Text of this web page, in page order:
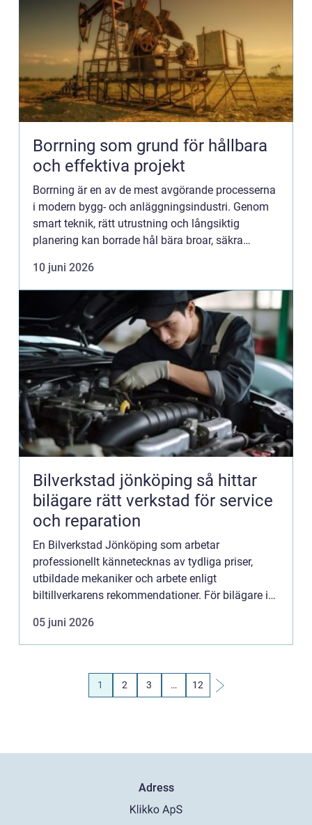
Borrning som grund för hållbara
och effektiva projekt
Borrning är en av de mest avgörande processerna
i modern bygg- och anläggningsindustri. Genom
smart teknik, rätt utrustning och långsiktig
planering kan borrade hål bära broar, säkra
10 juni 2026
Bilverkstad jönköping så hittar
bilägare rätt verkstad för service
och reparation
En Bilverkstad Jönköping som arbetar
professionellt kännetecknas av tydliga priser,
utbildade mekaniker och arbete enligt
biltillverkarens rekommendationer. För bilägare i
lägsta pris, utan om säkerhet...
05 juni 2026
1 2 3 … 12
Adress